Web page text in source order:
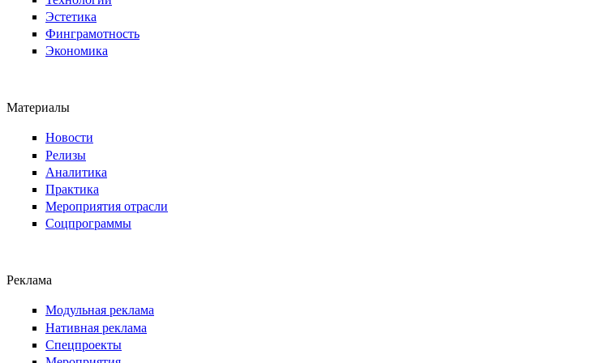
Эстетика
Финграмотность
Экономика
Материалы
Новости
Релизы
Аналитика
Практика
Мероприятия отрасли
Соцпрограммы
Реклама
Модульная реклама
Нативная реклама
Спецпроекты